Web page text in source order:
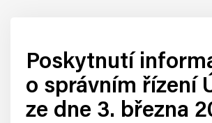
Poskytnutí
o správním řízení
ze dne 3. března